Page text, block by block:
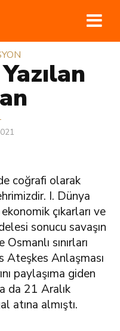
coğrafi olarak
I. Dünya
çıkarları ve
sonucu savaşın
sınırları
Ateşkes Anlaşması
paylaşıma giden
da 21 Aralık
atına almıştı.